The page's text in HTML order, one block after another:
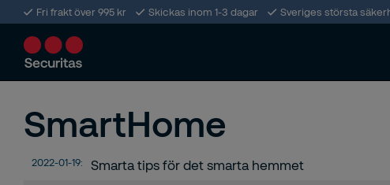
Fri frakt över 995 kr Skickas inom 1-3 dagar Sveriges största
SmartHome
2022-01-19: Smarta tips för det smarta hemmet